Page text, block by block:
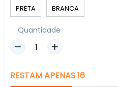
PRETA BRANCA
Quantidade
RESTAMAPENAS16